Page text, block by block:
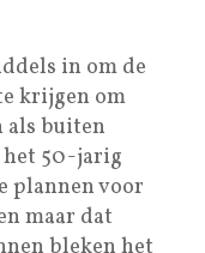
in om de
krijgen om
als buiten
50-jarig
plannen voor
maar dat